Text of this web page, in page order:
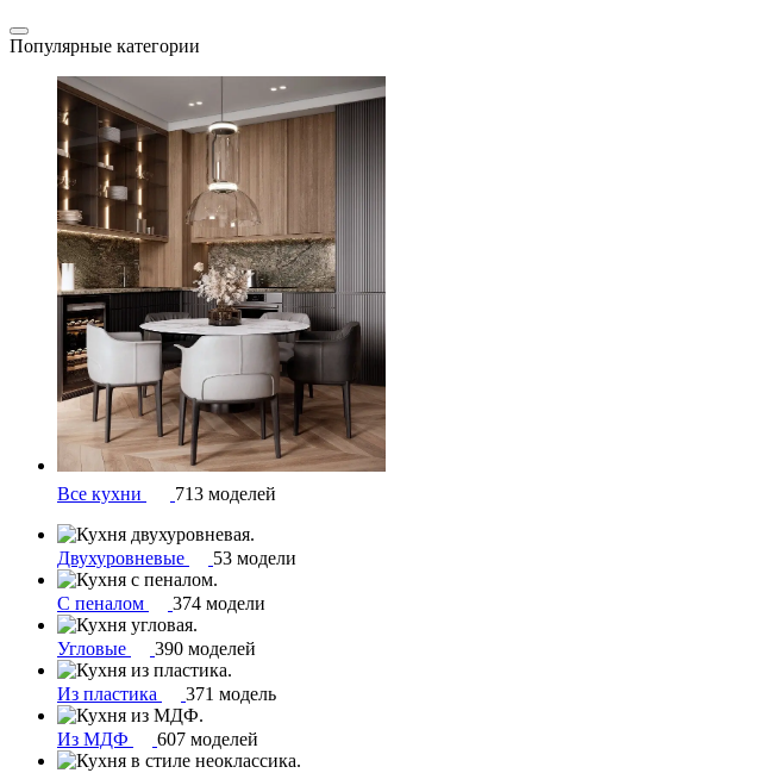
Популярные категории
Все кухни 713 моделей
Двухуровневые 53 модели
С пеналом 374 модели
Угловые 390 моделей
Из пластика 371 модель
Из МДФ 607 моделей